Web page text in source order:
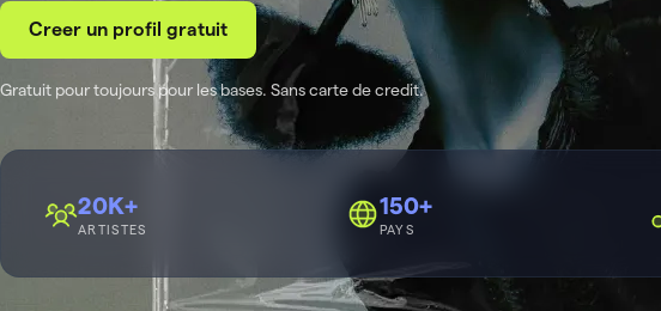
Creer un profil gratuit
Gratuit pour toujours pour les bases. Sans carte de credit.
20K+
ARTISTES
150+
PAYS